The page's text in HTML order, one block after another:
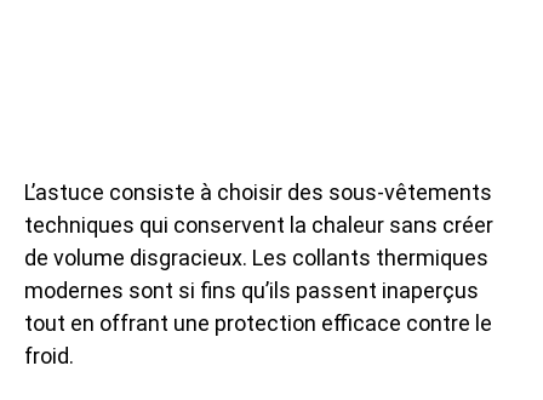
L’astuce consiste à choisir des sous-vêtements
techniques qui conservent la chaleur sans créer
de volume disgracieux. Les collants thermiques
modernes sont si fins qu’ils passent inaperçus
tout en offrant une protection efficace contre le
froid.